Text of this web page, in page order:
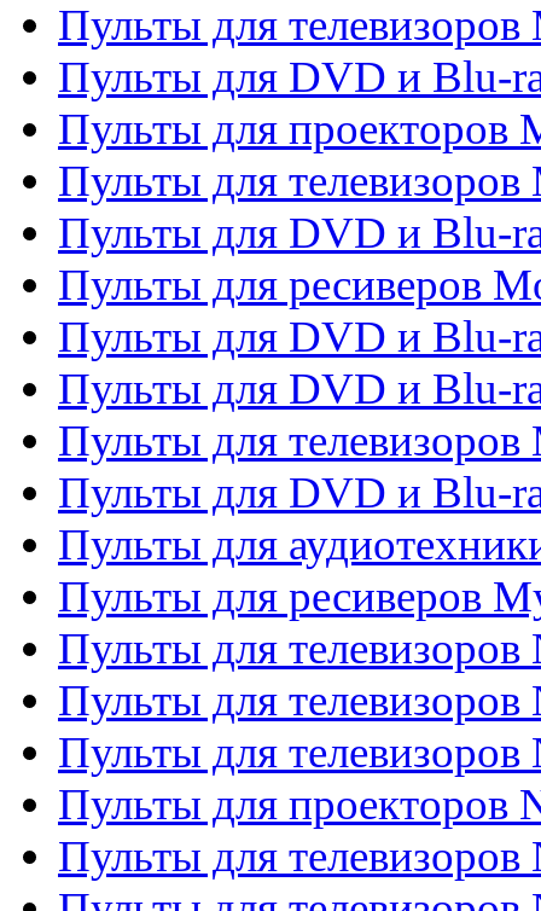
Пульты для
Пульты для DVD и Blu-
Пульты для проекторов
Пульты для
Пульты для DVD и Blu-
Пульты для ресиверов
Пульты для DVD и Blu-
Пульты для DVD и Blu-
Пульты для телевизоров
Пульты для DVD и Blu-
Пульты для
Пульты для ресиверов
Пульты для телевизоров
Пульты для телевизоров
Пульты для телевизоров
Пульты для проекторов
Пульты для телевизоров